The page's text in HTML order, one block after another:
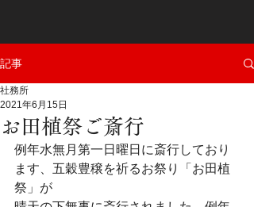
記事
お田植祭ご斎行
社務所
2021年6月15日
例年水無月第一日曜日に斎行しており
ます、五穀豊穣を祈るお祭り「お田植
祭」が